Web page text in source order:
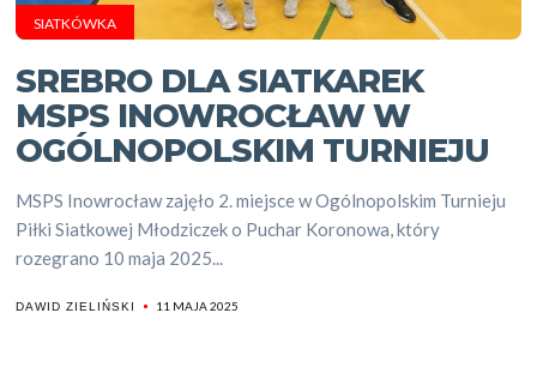
SIATKÓWKA
SREBRO DLA SIATKAREK
MSPS INOWROCŁAW W
OGÓLNOPOLSKIM TURNIEJU
MSPS Inowrocław zajęło 2. miejsce w Ogólnopolskim Turnieju
Piłki Siatkowej Młodziczek o Puchar Koronowa, który
rozegrano 10 maja 2025...
DAWID ZIELIŃSKI 11 MAJA 2025